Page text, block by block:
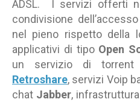
ADSL. I servizi offerti
condivisione
nel pieno rispetto della
applicativi di tipo Open
un servizio di torrent
Retroshare, servizi Voip
chat Jabber,